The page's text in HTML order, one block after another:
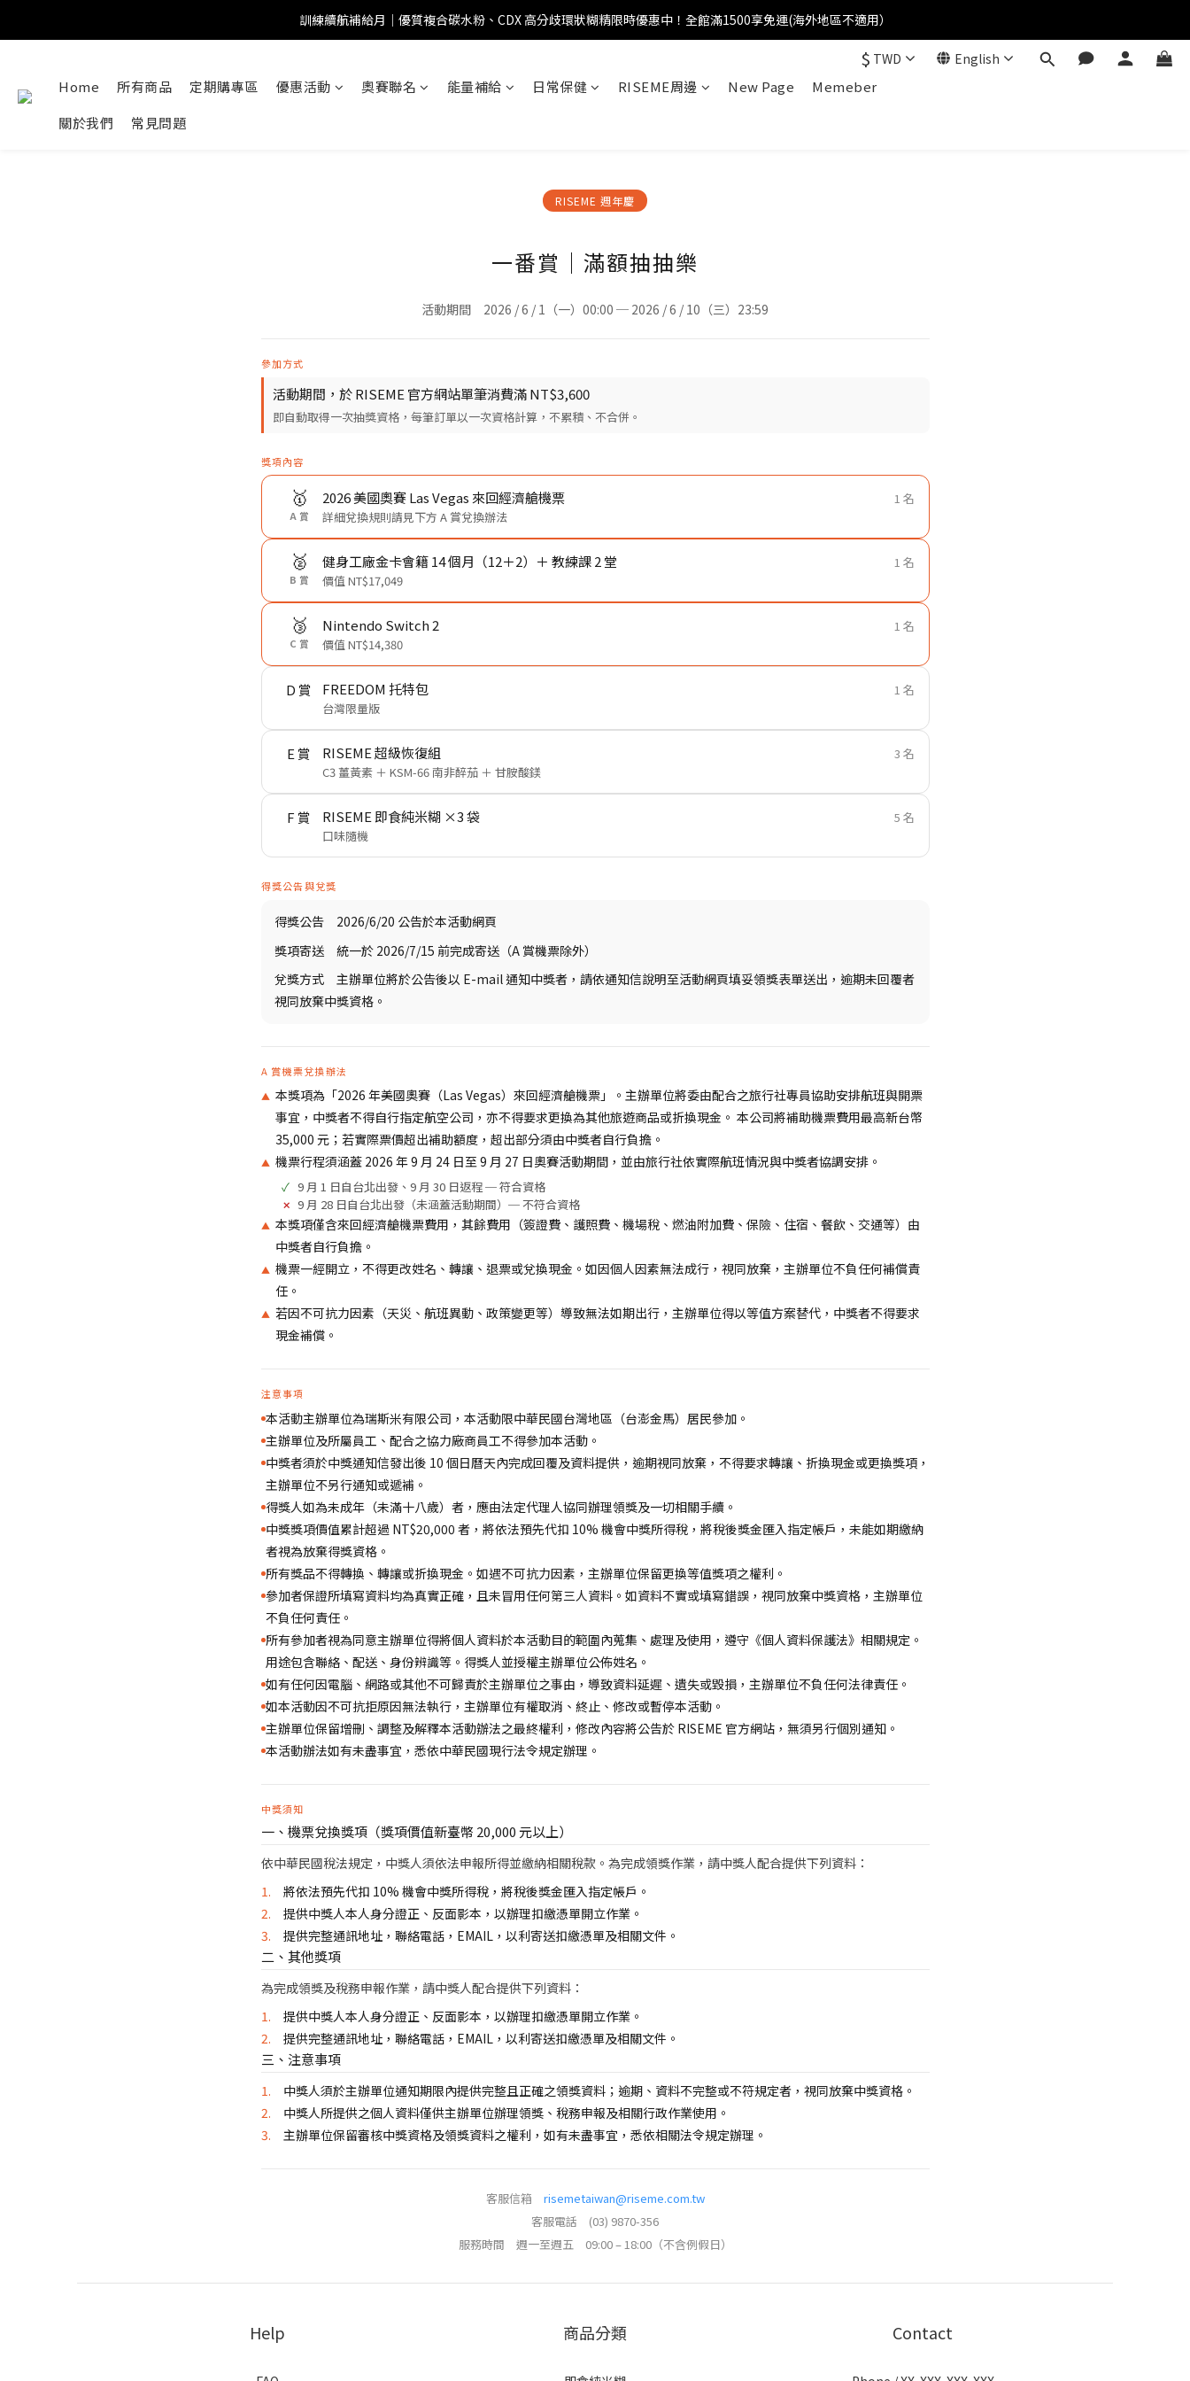
訓練續航補給月｜優質複合碳水粉、CDX 高分歧環狀糊精限時優惠中！全館滿1500享免運(海外地區不適用）
$ TWD English
Home 所有商品 定期購專區 優惠活動 奧賽聯名 能量補給 日常保健 RISEME周邊 New Page
Memeber
關於我們
常見問題
RISEME 週年慶
一番賞｜滿額抽抽樂
活動期間 2026 / 6 / 1（一）00:00 ─ 2026 / 6 / 10（三）23:59
參加方式
活動期間，於 RISEME 官方網站單筆消費滿 NT$3,600
即自動取得一次抽獎資格，每筆訂單以一次資格計算，不累積、不合併。
獎項內容
🥇
A 賞
2026 美國奧賽 Las Vegas 來回經濟艙機票
詳細兌換規則請見下方 A 賞兌換辦法
1 名
🥈
B 賞
健身工廠金卡會籍 14 個月（12＋2）＋ 教練課 2 堂
價值 NT$17,049
1 名
🥉
C 賞
Nintendo Switch 2
價值 NT$14,380
1 名
D 賞 FREEDOM 托特包
台灣限量版
1 名
E 賞 RISEME 超級恢復組
C3 薑黃素 ＋ KSM-66 南非醉茄 ＋ 甘胺酸鎂
3 名
F 賞 RISEME 即食純米糊 ×3 袋
口味隨機
5 名
得獎公告與兌獎
得獎公告2026/6/20 公告於本活動網頁
獎項寄送統一於 2026/7/15 前完成寄送（A 賞機票除外）
兌獎方式主辦單位將於公告後以 E-mail 通知中獎者，請依通知信說明至活動網頁填妥領獎表單送出，逾期未回覆者
視同放棄中獎資格。
A 賞機票兌換辦法
本獎項為「2026 年美國奧賽（Las Vegas）來回經濟艙機票」。主辦單位將委由配合之旅行社專員協助安排航班與開票
事宜，中獎者不得自行指定航空公司，亦不得要求更換為其他旅遊商品或折換現金。 本公司將補助機票費用最高新台幣
35,000 元；若實際票價超出補助額度，超出部分須由中獎者自行負擔。
機票行程須涵蓋 2026 年 9 月 24 日至 9 月 27 日奧賽活動期間，並由旅行社依實際航班情況與中獎者協調安排。
9 月 1 日自台北出發、9 月 30 日返程 ─ 符合資格
9 月 28 日自台北出發（未涵蓋活動期間）─ 不符合資格
本獎項僅含來回經濟艙機票費用，其餘費用（簽證費、護照費、機場稅、燃油附加費、保險、住宿、餐飲、交通等）由
中獎者自行負擔。
機票一經開立，不得更改姓名、轉讓、退票或兌換現金。如因個人因素無法成行，視同放棄，主辦單位不負任何補償責
任。
若因不可抗力因素（天災、航班異動、政策變更等）導致無法如期出行，主辦單位得以等值方案替代，中獎者不得要求
現金補償。
注意事項
本活動主辦單位為瑞斯米有限公司，本活動限中華民國台灣地區（台澎金馬）居民參加。
主辦單位及所屬員工、配合之協力廠商員工不得參加本活動。
中獎者須於中獎通知信發出後 10 個日曆天內完成回覆及資料提供，逾期視同放棄，不得要求轉讓、折換現金或更換獎項，
主辦單位不另行通知或遞補。
得獎人如為未成年（未滿十八歲）者，應由法定代理人協同辦理領獎及一切相關手續。
中獎獎項價值累計超過 NT$20,000 者，將依法預先代扣 10% 機會中獎所得稅，將稅後獎金匯入指定帳戶，未能如期繳納
者視為放棄得獎資格。
所有獎品不得轉換、轉讓或折換現金。如遇不可抗力因素，主辦單位保留更換等值獎項之權利。
參加者保證所填寫資料均為真實正確，且未冒用任何第三人資料。如資料不實或填寫錯誤，視同放棄中獎資格，主辦單位
不負任何責任。
所有參加者視為同意主辦單位得將個人資料於本活動目的範圍內蒐集、處理及使用，遵守《個人資料保護法》相關規定。
用途包含聯絡、配送、身份辨識等。得獎人並授權主辦單位公佈姓名。
如有任何因電腦、網路或其他不可歸責於主辦單位之事由，導致資料延遲、遺失或毀損，主辦單位不負任何法律責任。
如本活動因不可抗拒原因無法執行，主辦單位有權取消、終止、修改或暫停本活動。
主辦單位保留增刪、調整及解釋本活動辦法之最終權利，修改內容將公告於 RISEME 官方網站，無須另行個別通知。
本活動辦法如有未盡事宜，悉依中華民國現行法令規定辦理。
中獎須知
一、機票兌換獎項（獎項價值新臺幣 20,000 元以上）
依中華民國稅法規定，中獎人須依法申報所得並繳納相關稅款。為完成領獎作業，請中獎人配合提供下列資料：
將依法預先代扣 10% 機會中獎所得稅，將稅後獎金匯入指定帳戶。
提供中獎人本人身分證正、反面影本，以辦理扣繳憑單開立作業。
提供完整通訊地址，聯絡電話，EMAIL，以利寄送扣繳憑單及相關文件。
二、其他獎項
為完成領獎及稅務申報作業，請中獎人配合提供下列資料：
提供中獎人本人身分證正、反面影本，以辦理扣繳憑單開立作業。
提供完整通訊地址，聯絡電話，EMAIL，以利寄送扣繳憑單及相關文件。
三、注意事項
中獎人須於主辦單位通知期限內提供完整且正確之領獎資料；逾期、資料不完整或不符規定者，視同放棄中獎資格。
中獎人所提供之個人資料僅供主辦單位辦理領獎、稅務申報及相關行政作業使用。
主辦單位保留審核中獎資格及領獎資料之權利，如有未盡事宜，悉依相關法令規定辦理。
客服信箱 risemetaiwan@riseme.com.tw
客服電話 (03) 9870-356
服務時間 週一至週五 09:00 – 18:00（不含例假日）
Help 商品分類 Contact